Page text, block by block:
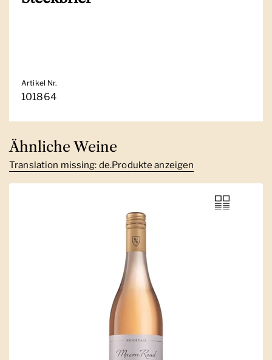
Artikel Nr.
101864
Ähnliche Weine
Translation missing: de.Produkte anzeigen